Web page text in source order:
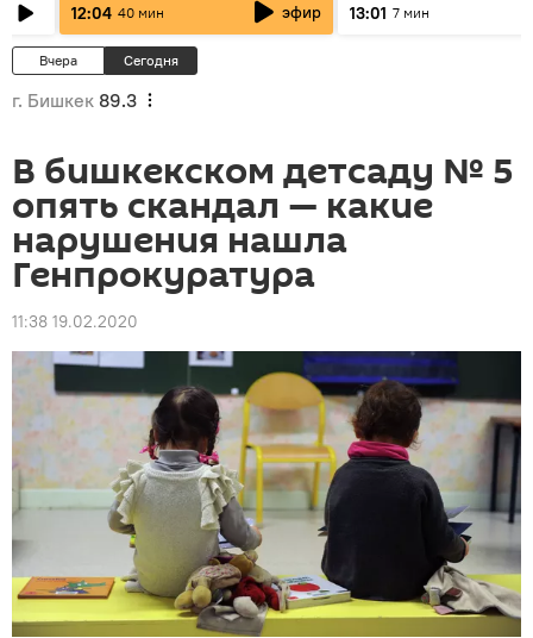
12:04 40 мин эфир 13:01 7 мин
Вчера Сегодня
г. Бишкек 89.3
В бишкекском детсаду № 5
опять скандал — какие
нарушения нашла
Генпрокуратура
11:38 19.02.2020